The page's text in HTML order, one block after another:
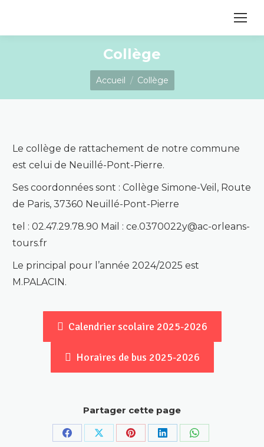
Collège
Vous êtes ici :
Accueil Collège
Le collège de rattachement de notre commune
est celui de Neuillé-Pont-Pierre.
Ses coordonnées sont : Collège Simone-Veil, Route
de Paris, 37360 Neuillé-Pont-Pierre
tel : 02.47.29.78.90 Mail : ce.0370022y@ac-orleans-
tours.fr
Le principal pour l’année 2024/2025 est
M.PALACIN.
Calendrier scolaire 2025-2026
Horaires de bus 2025-2026
Partager cette page
PartagerPartagerPartagerPartagerPartager